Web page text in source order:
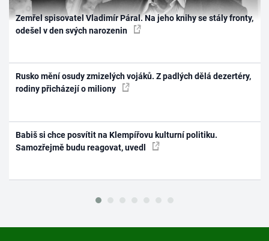
Zemřel spisovatel Vladimír Páral. Na jeho knihy se stály fronty,
odešel v den svých narozenin
Rusko mění osudy zmizelých vojáků. Z padlých dělá dezertéry,
rodiny přicházejí o miliony
Babiš si chce posvítit na Klempířovu kulturní politiku.
Samozřejmě budu reagovat, uvedl